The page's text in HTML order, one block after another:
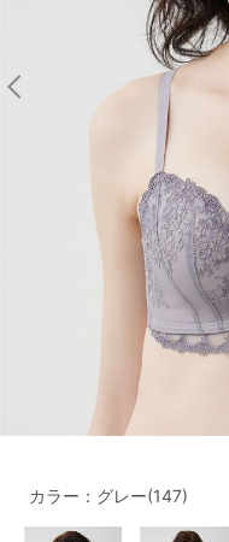
マタニティ
SALE
サイズからブラを探す
A65 A70
B75
C70 C75
D70
E65 E70 E75
F65 F70 F75
すべて
カラー：グレー(147)